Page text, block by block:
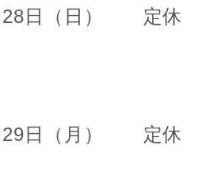
28日（日） 定休
29日（月） 定休